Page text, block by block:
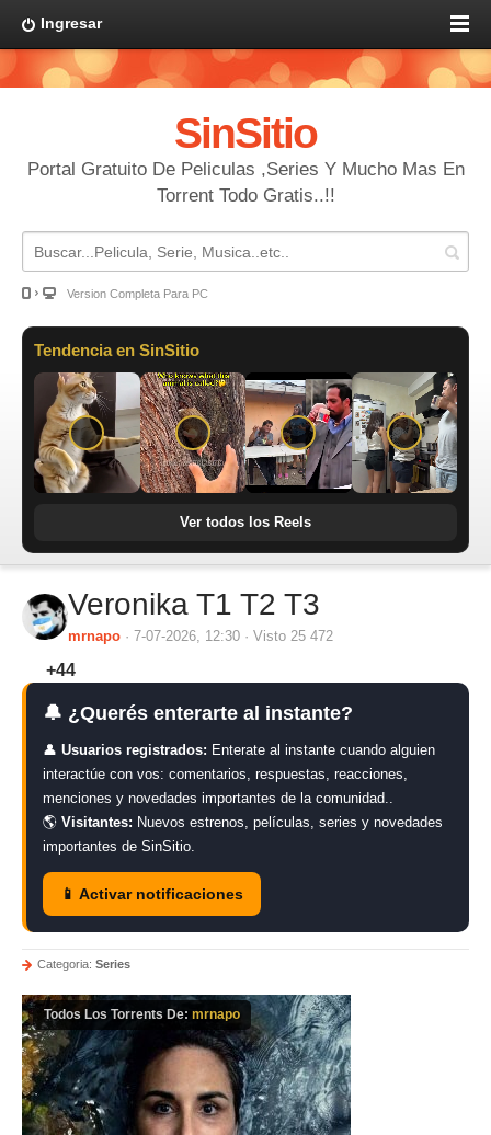
Ingresar
SinSitio
Portal Gratuito De Peliculas ,Series Y Mucho Mas En
Torrent Todo Gratis..!!
Version Completa Para PC
Tendencia en SinSitio
Ver todos los Reels
Veronika T1 T2 T3
mrnapo · 7-07-2026, 12:30 · Visto 25 472
+44
🔔 ¿Querés enterarte al instante?
👤 Usuarios registrados: Enterate al instante cuando alguien
interactúe con vos: comentarios, respuestas, reacciones,
menciones y novedades importantes de la comunidad..
🌎 Visitantes: Nuevos estrenos, películas, series y novedades
importantes de SinSitio.
📱 Activar notificaciones
Categoria: Series
Todos Los Torrents De: mrnapo